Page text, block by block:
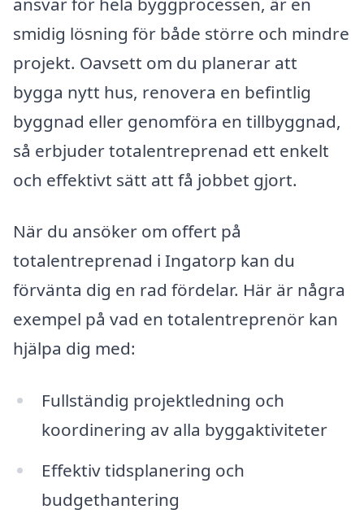
smidig lösning för både större och mindre
projekt. Oavsett om du planerar att
bygga nytt hus, renovera en befintlig
byggnad eller genomföra en tillbyggnad,
så erbjuder totalentreprenad ett enkelt
och effektivt sätt att få jobbet gjort.
När du ansöker om offert på
totalentreprenad i Ingatorp kan du
förvänta dig en rad fördelar. Här är några
exempel på vad en totalentreprenör kan
hjälpa dig med:
Fullständig projektledning och
koordinering av alla byggaktiviteter
Effektiv tidsplanering och
budgethantering